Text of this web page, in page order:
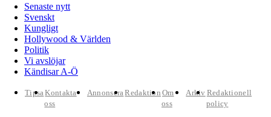
Senaste nytt
Svenskt
Kungligt
Hollywood & Världen
Politik
Vi avslöjar
Kändisar A-Ö
TipsaKontakta
oss
AnnonseraRedaktion Om
oss
Arkiv Redaktionell
policy